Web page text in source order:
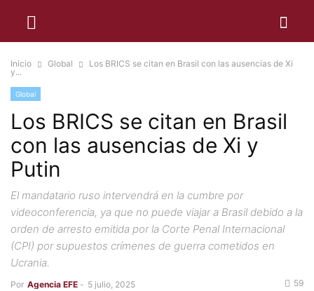
Inicio Global
Los BRICS se citan en Brasil con las ausencias de Xi
y...
Global
Los BRICS se citan en Brasil
con las ausencias de Xi y
Putin
El mandatario ruso intervendrá en la cumbre por
videoconferencia, ya que no puede viajar a Brasil debido a la
orden de arresto emitida por la Corte Penal Internacional
(CPI) por supuestos crímenes de guerra cometidos en
Ucrania.
Por Agencia EFE - 5 julio, 2025 59